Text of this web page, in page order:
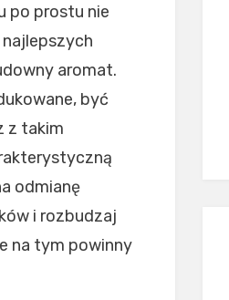
po prostu nie
aromat.
być
z takim
odmianę
i rozbudzaj
na tym powinny